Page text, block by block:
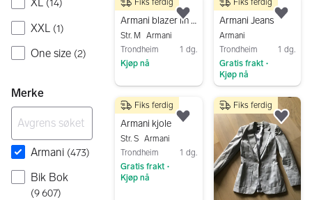
XL (14)
XXL (1)
One size (2)
Merke
Armani (473)
Bik Bok
(9 607)
600 kr
Armani blazer lin M svart dame
Str. M
Armani
Trondheim
1 dg.
Kjøp nå
Fiks ferdig
Legg til som favoritt.
Gå til annonsen
500 kr
Armani Jeans
Armani
Trondheim
1 dg.
Gratis frakt •
Kjøp nå
Fiks ferdig
490 kr
Armani kjole
Str. S Armani
Trondheim
1 dg.
Gratis frakt •
Kjøp nå
Fiks ferdig
Legg til som favoritt.
Fiks ferdig